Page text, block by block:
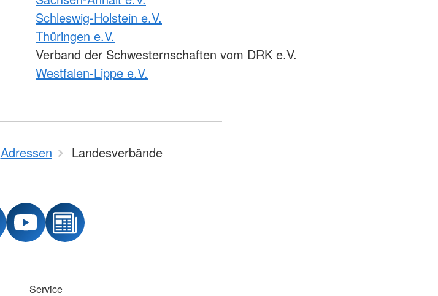
Schleswig-Holstein e.V.
Thüringen e.V.
Verband der Schwesternschaften vom DRK e.V.
Westfalen-Lippe e.V.
Adressen Landesverbände
Service